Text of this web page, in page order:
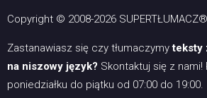
Copyright © 2008-2026 SUPERTŁUMACZ®
Zastanawiasz się czy tłumaczymyteksty
na niszowy język? Skontaktuj się z
poniedziałku do piątku od 07:00 do 19:00.